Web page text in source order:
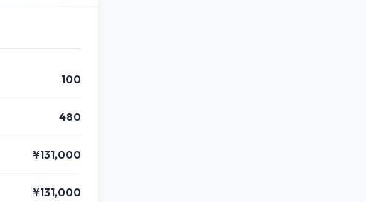
100
480
¥131,000
¥131,000